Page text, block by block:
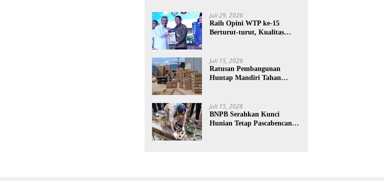
Juli 29, 2026
Raih Opini WTP ke-15
Berturut-turut, Kualitas
Juli 15, 2026
Ratusan Pembangunan
Huntap Mandiri Tahan
Juli 15, 2026
BNPB Serahkan Kunci
Hunian Tetap Pascabencana